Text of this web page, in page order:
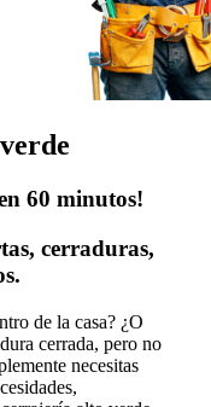
60 minutos!
cerraduras,
de la casa? ¿O
cerrada, pero no
necesitas